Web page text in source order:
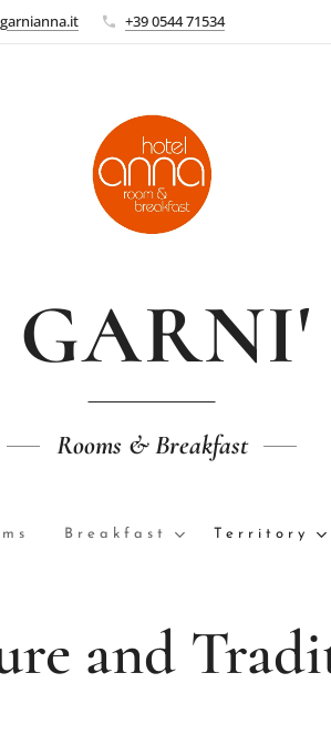
+39 0544 71534
Rooms & Breakfast
Breakfast Territory
and